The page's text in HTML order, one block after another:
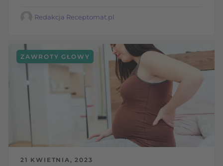
Redakcja Receptomat.pl
21 KWIETNIA, 2023
ZAWROTY GŁOWY